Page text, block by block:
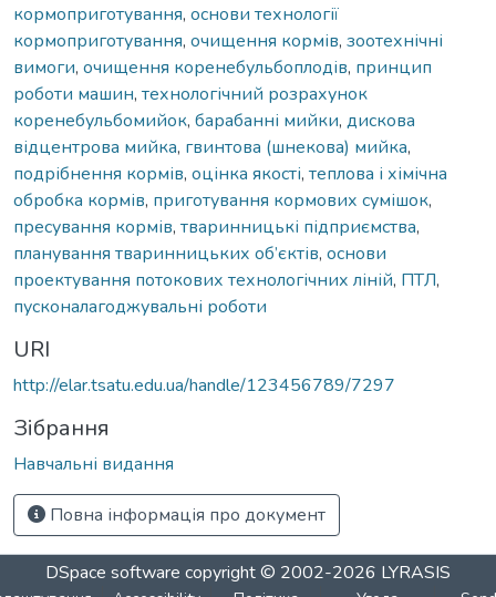
кормоприготування, основи технології
кормоприготування, очищення кормів, зоотехнічні
вимоги, очищення коренебульбоплодів, принцип
роботи машин, технологічний розрахунок
коренебульбомийок, барабанні мийки, дискова
відцентрова мийка, гвинтова (шнекова) мийка,
подрібнення кормів, оцінка якості, теплова і хімічна
обробка кормів, приготування кормових сумішок,
пресування кормів, тваринницькі підприємства,
планування тваринницьких об’єктів, основи
проектування потокових технологічних ліній, ПТЛ,
пусконалагоджувальні роботи
URI
http://elar.tsatu.edu.ua/handle/123456789/7297
Зібрання
Навчальні видання
Повна інформація про документ
DSpace software copyright © 2002-2026 LYRASIS